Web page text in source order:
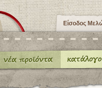
Είσοδος